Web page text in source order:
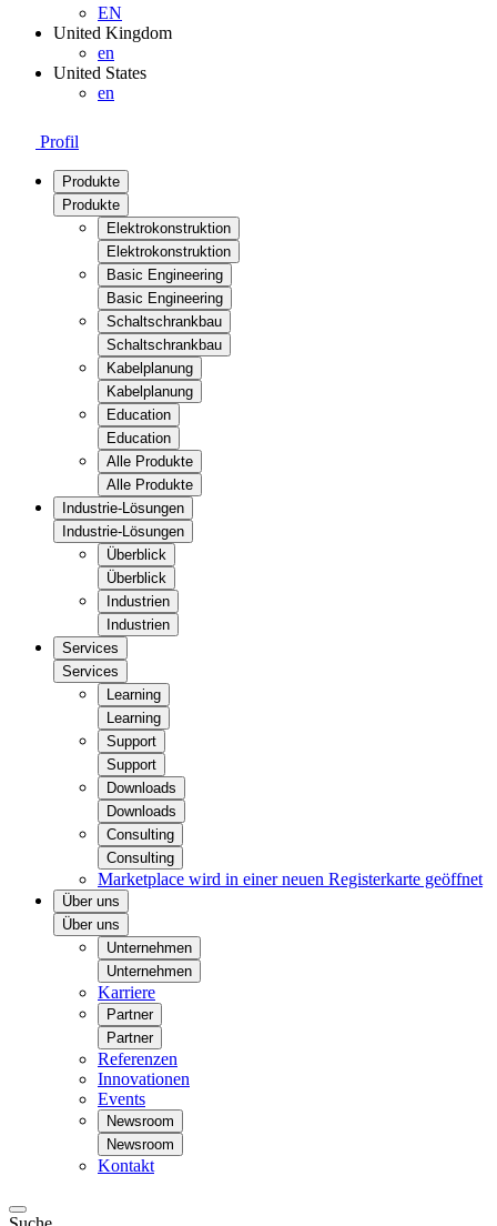
EN
United Kingdom
en
United States
en
Profil
Produkte
Produkte
Elektrokonstruktion
Elektrokonstruktion
Basic Engineering
Basic Engineering
Schaltschrankbau
Schaltschrankbau
Kabelplanung
Kabelplanung
Education
Education
Alle Produkte
Alle Produkte
Industrie-Lösungen
Industrie-Lösungen
Überblick
Überblick
Industrien
Industrien
Services
Services
Learning
Learning
Support
Support
Downloads
Downloads
Consulting
Consulting
Marketplace wird in einer neuen Registerkarte geöffnet
Über uns
Über uns
Unternehmen
Unternehmen
Karriere
Partner
Partner
Referenzen
Innovationen
Events
Newsroom
Newsroom
Kontakt